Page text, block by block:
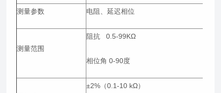
测量参数 电阻、延迟相位
测量范围
阻抗 0.5-99KΩ
相位角 0-90度
±2%（0.1-10 kΩ）